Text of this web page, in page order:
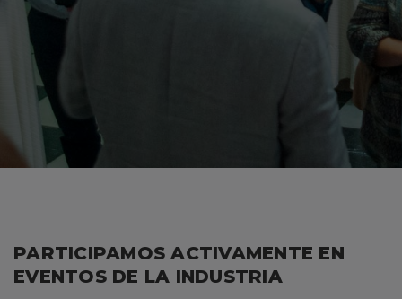
PARTICIPAMOS ACTIVAMENTE EN
EVENTOS DE LA INDUSTRIA